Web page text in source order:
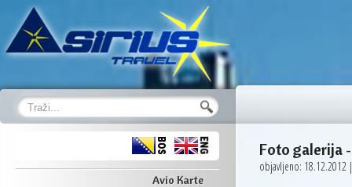
Avio Karte
Foto galerija -
objavljeno: 18.12.2012